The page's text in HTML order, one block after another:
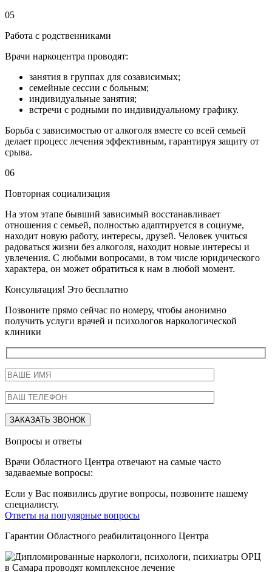
05
Работа с родственниками
Врачи наркоцентра проводят:
занятия в группах для созависимых;
семейные сессии с больным;
индивидуальные занятия;
встречи с родными по индивидуальному графику.
Борьба с зависимостью от алкоголя вместе со всей семьей
делает процесс лечения эффективным, гарантируя защиту от
срыва.
06
Повторная социализация
На этом этапе бывший зависимый восстанавливает
отношения с семьей, полностью адаптируется в социуме,
находит новую работу, интересы, друзей. Человек учиться
радоваться жизни без алкоголя, находит новые интересы и
увлечения. С любыми вопросами, в том числе юридического
характера, он может обратиться к нам в любой момент.
Консультация! Это бесплатно
Позвоните прямо сейчас по номеру, чтобы анонимно
получить услуги врачей и психологов наркологической
клиники
Вопросы и ответы
Врачи Областного Центра отвечают на самые часто
задаваемые вопросы:
Если у Вас появились другие вопросы, позвоните нашему
специалисту.
Ответы на популярные вопросы
Гарантии Областного реабилитацонного Центра